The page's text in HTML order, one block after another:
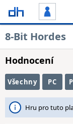
8-Bit Hordes
Hodnocení
Všechny PC
Hru pro tuto